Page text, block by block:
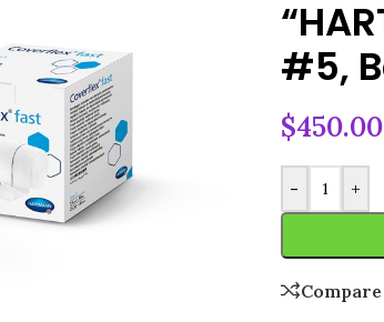
#5,
$450.00
- +
Compare